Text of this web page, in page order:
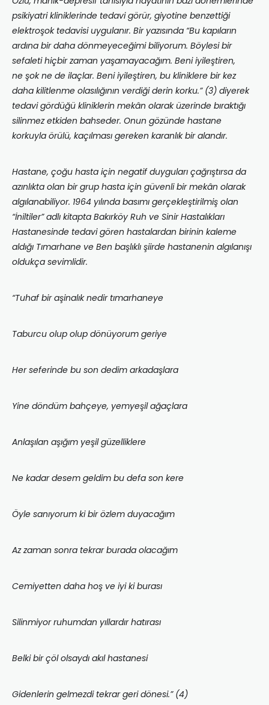
psikiyatri kliniklerinde tedavi görür, giyotine benzettiği
elektroşok tedavisi uygulanır. Bir yazısında “Bu kapıların
ardına bir daha dönmeyeceğimi biliyorum. Böylesi bir
sefaleti hiçbir zaman yaşamayacağım. Beni iyileştiren,
ne şok ne de ilaçlar. Beni iyileştiren, bu kliniklere bir kez
daha kilitlenme olasılığının verdiği derin korku.”(3) diyerek
tedavi gördüğü kliniklerin mekân olarak üzerinde bıraktığı
silinmez etkiden bahseder. Onun gözünde hastane
korkuyla örülü, kaçılması gereken karanlık bir alandır.
Hastane, çoğu hasta için negatif duyguları çağrıştırsa da
azınlıkta olan bir grup hasta için güvenli bir mekân olarak
algılanabiliyor. 1964 yılında basımı gerçekleştirilmiş olan
“İniltiler” adlı kitapta Bakırköy Ruh ve Sinir Hastalıkları
Hastanesinde tedavi gören hastalardan birinin kaleme
aldığı Tımarhane ve Ben başlıklı şiirde hastanenin algılanışı
oldukça sevimlidir.
“Tuhaf bir aşinalık nedir tımarhaneye
Taburcu olup olup dönüyorum geriye
Her seferinde bu son dedim arkadaşlara
Yine döndüm bahçeye, yemyeşil ağaçlara
Anlaşılan aşığım yeşil güzelliklere
Ne kadar desem geldim bu defa son kere
Öyle sanıyorum ki bir özlem duyacağım
Az zaman sonra tekrar burada olacağım
Cemiyetten daha hoş ve iyi ki burası
Silinmiyor ruhumdan yıllardır hatırası
Belki bir çöl olsaydı akıl hastanesi
Gidenlerin gelmezdi tekrar geri dönesi.”(4)